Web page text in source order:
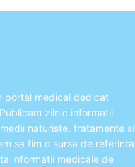
portal medical dedicat
zilnic informatii
naturiste, tratamente si
sa fim o sursa de referinta
informatii medicale de